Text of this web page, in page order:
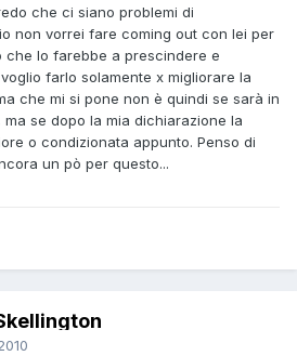
che ci siano problemi di
non vorrei fare coming out con lei per
che lo farebbe a prescindere e
farlo solamente x migliorare la
che mi si pone non è quindi se sarà in
se dopo la mia dichiarazione la
o condizionata appunto. Penso di
un pò per questo...